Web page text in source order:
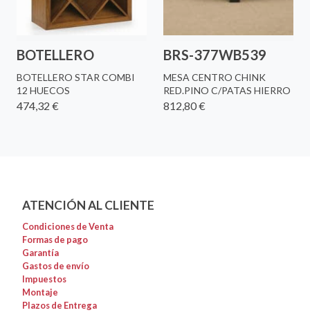
BOTELLERO
BOTELLERO STAR COMBI
12 HUECOS
474,32 €
BRS-377WB539
MESA CENTRO CHINK
RED.PINO C/PATAS HIERRO
812,80 €
ATENCIÓN AL CLIENTE
Condiciones de Venta
Formas de pago
Garantía
Gastos de envío
Impuestos
Montaje
Plazos de Entrega